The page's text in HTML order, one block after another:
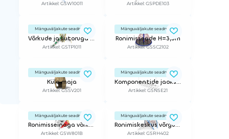
Artikkel: GSW10011 Artikkel: GSPDE103
Mänguväljakute seadmed
Võrkude ja liutoruga mängukeskus
Artikkel: GSTP1011
Mänguväljakute seadmed
Ronimisseade H=3,3m
Artikkel: GSSC2102
Mänguväljakute seadmed
Küla maja
Artikkel: GSSV201
Mänguväljakute seadmed
Komponentide jaoks NetScape & Treetop Adventure
Artikkel: GSNSE21
Mänguväljakute seadmed
Ronimisseinaga võrkude süsteem
Artikkel: GSW801B
Mänguväljakute seadmed
Ronimiskeskus võrguga
Artikkel: GSRH402